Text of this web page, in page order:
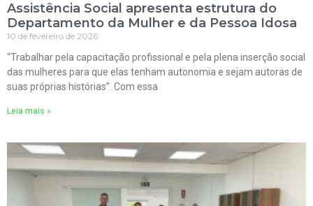
Assistência Social apresenta estrutura do
Departamento da Mulher e da Pessoa Idosa
10 de fevereiro de 2026
“Trabalhar pela capacitação profissional e pela plena inserção social
das mulheres para que elas tenham autonomia e sejam autoras de
suas próprias histórias”. Com essa
Leia mais »